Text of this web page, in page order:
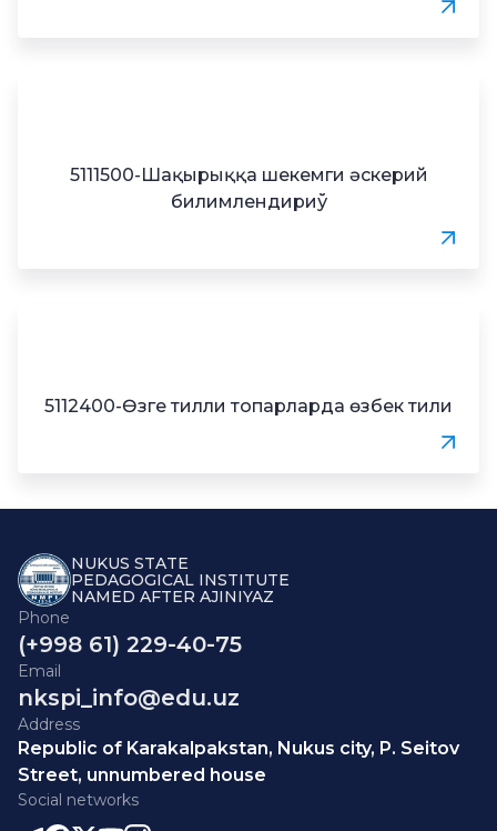
5111500-Шақырыққа шекемги әскерий
билимлендириў
5112400-Өзге тилли топарларда өзбек тили
NUKUS STATE
PEDAGOGICAL INSTITUTE
NAMED AFTER AJINIYAZ
Phone
(+998 61) 229-40-75
Email
nkspi_info@edu.uz
Address
Republic of Karakalpakstan, Nukus city, P. Seitov
Street, unnumbered house
Social networks